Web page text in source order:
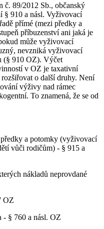
č. 89/2012 Sb., občanský
§ 910 a násl. Vyživovací
přímé (mezi předky a
příbuzenství ani jaká je
může vyživovací
nevzniká vyživovací
(§ 910 OZ). Výčet
v OZ je taxativní
o další druhy. Není
výživy nad rámec
To znamená, že se od
a potomky (vyživovací
vůči rodičům) - § 915 a
nákladů neprovdané
OZ
- § 760 a násl. OZ